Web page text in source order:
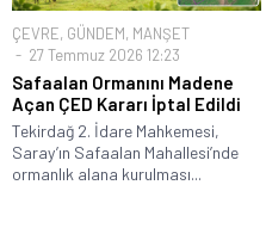
ÇEVRE, GÜNDEM, MANŞET
27 Temmuz 2026 12:23
Safaalan Ormanını Madene
Açan ÇED Kararı İptal Edildi
Tekirdağ 2. İdare Mahkemesi,
Saray’ın Safaalan Mahallesi’nde
ormanlık alana kurulması...